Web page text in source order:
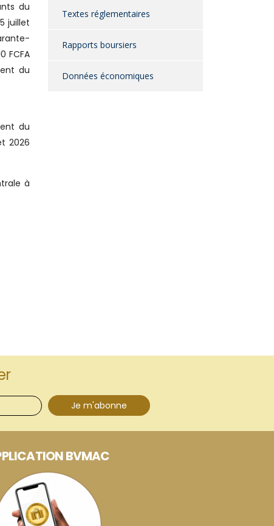
du
juillet
FCFA
du
du
2026
à
Textes réglementaires
Rapports boursiers
Données économiques
Je m'abonne
BVMAC